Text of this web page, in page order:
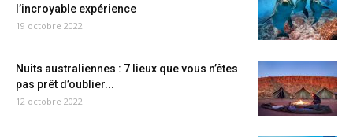
l’incroyable expérience
19 octobre 2022
Nuits australiennes : 7 lieux que vous n’êtes
pas prêt d’oublier...
12 octobre 2022